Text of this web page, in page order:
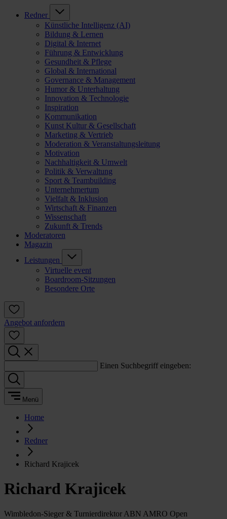
Redner
Künstliche Intelligenz (AI)
Bildung & Lernen
Digital & Internet
Führung & Entwicklung
Gesundheit & Pflege
Global & International
Governance & Management
Humor & Unterhaltung
Innovation & Technologie
Inspiration
Kommunikation
Kunst Kultur & Gesellschaft
Marketing & Vertrieb
Moderation & Veranstaltungsleitung
Motivation
Nachhaltigkeit & Umwelt
Politik & Verwaltung
Sport & Teambuilding
Unternehmertum
Vielfalt & Inklusion
Wirtschaft & Finanzen
Wissenschaft
Zukunft & Trends
Moderatoren
Magazin
Leistungen
Virtuelle event
Boardroom-Sitzungen
Besondere Orte
Angebot anfordern
Einen Suchbegriff eingeben:
Menü
Home
Redner
Richard Krajicek
Richard Krajicek
Wimbledon-Sieger & Turnierdirektor ABN AMRO Open